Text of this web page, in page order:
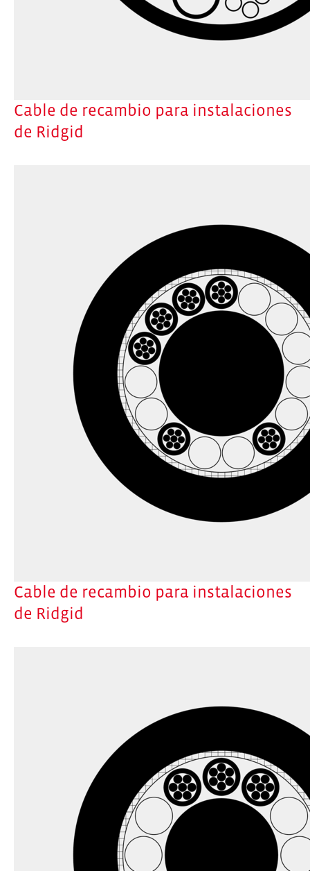
Cable de recambio para instalaciones
de Ridgid
Cable de recambio para instalaciones
de Ridgid